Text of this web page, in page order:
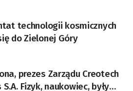
technologii kosmicznych
do Zielonej Góry
prezes Zarządu Creotech
były